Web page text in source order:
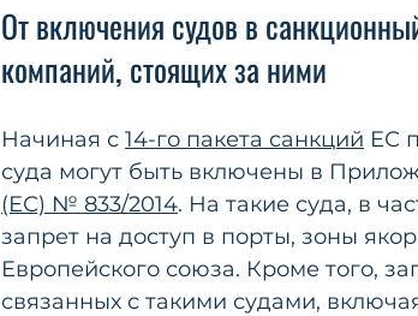
От включения судов в
компаний, стоящих за ними
Начиная с 14-го пакета санкций ЕС
суда могут быть включены в
(ЕС) № 833/2014. На такие суда, в
запрет на доступ в порты, зоны
Европейского союза. Кроме того,
связанных с такими судами,